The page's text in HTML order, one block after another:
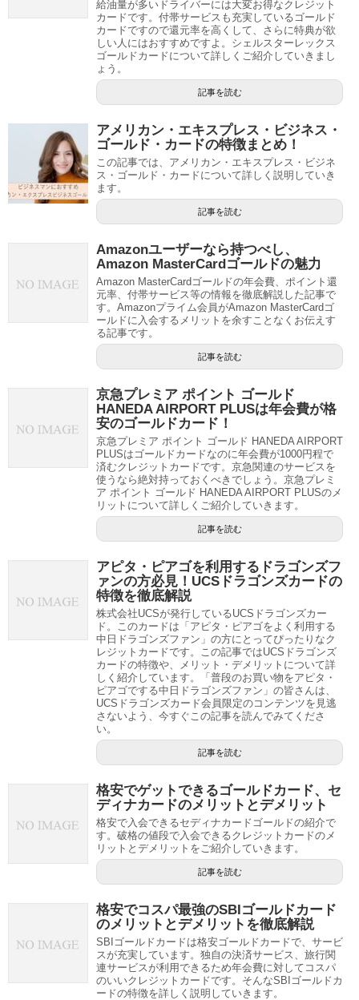
給油量が多いドライバーには大変お得なクレジット
カードです。付帯サービスも充実しているゴールド
カードですので還元率を高くして、さらに特典が欲
しい人にはおすすめですよ。シェルスターレックス
ゴールドカードについて詳しくご紹介していきまし
ょう。
記事を読む
アメリカン・エキスプレス・ビジネス・
ゴールド・カードの特徴まとめ！
この記事では、アメリカン・エキスプレス・ビジネ
ス・ゴールド・カードについて詳しく説明していき
ます。
記事を読む
Amazonユーザーなら持つべし、
Amazon MasterCardゴールドの魅力
Amazon MasterCardゴールドの年会費、ポイント還
元率、付帯サービス等の情報を徹底解説した記事で
す。Amazonプライム会員がAmazon MasterCardゴ
ールドに入会するメリットを余すことなくお伝えす
る記事です。
記事を読む
京急プレミア ポイント ゴールド
HANEDA AIRPORT PLUSは年会費が格
安のゴールドカード！
京急プレミア ポイント ゴールド HANEDA AIRPORT
PLUSはゴールドカードなのに年会費が1000円程で
済むクレジットカードです。京急関連のサービスを
使うなら絶対持っておくべきでしょう。京急プレミ
ア ポイント ゴールド HANEDA AIRPORT PLUSのメ
リットについて詳しくご紹介していきます。
記事を読む
アピタ・ピアゴを利用するドラゴンズフ
ァンの方必見！UCSドラゴンズカードの
特徴を徹底解説
株式会社UCSが発行しているUCSドラゴンズカー
ド。このカードは「アピタ・ピアゴをよく利用する
中日ドラゴンズファン」の方にとってぴったりなク
レジットカードです。この記事ではUCSドラゴンズ
カードの特徴や、メリット・デメリットについて詳
しく紹介しています。「普段のお買い物をアピタ・
ピアゴでする中日ドラゴンズファン」の皆さんは、
UCSドラゴンズカード会員限定のコンテンツを見逃
さないよう、今すぐこの記事を読んでみてくださ
い。
記事を読む
格安でゲットできるゴールドカード、セ
ディナカードのメリットとデメリット
格安で入会できるセディナカードゴールドの紹介で
す。破格の値段で入会できるクレジットカードのメ
リットとデメリットをご紹介していきます。
記事を読む
格安でコスパ最強のSBIゴールドカード
のメリットとデメリットを徹底解説
SBIゴールドカードは格安ゴールドカードで、サービ
スが充実しています。独自の決済サービス、旅行関
連サービスが利用できるため年会費に対してコスパ
のいいクレジットカードです。そんなSBIゴールドカ
ードの特徴を詳しく説明していきます。